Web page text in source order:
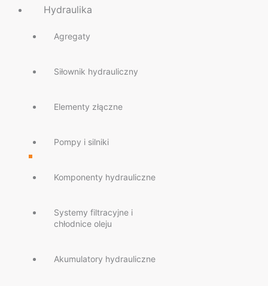
Hydraulika
Agregaty
Siłownik hydrauliczny
Elementy złączne
Pompy i silniki
Komponenty hydrauliczne
Systemy filtracyjne i
chłodnice oleju
Akumulatory hydrauliczne